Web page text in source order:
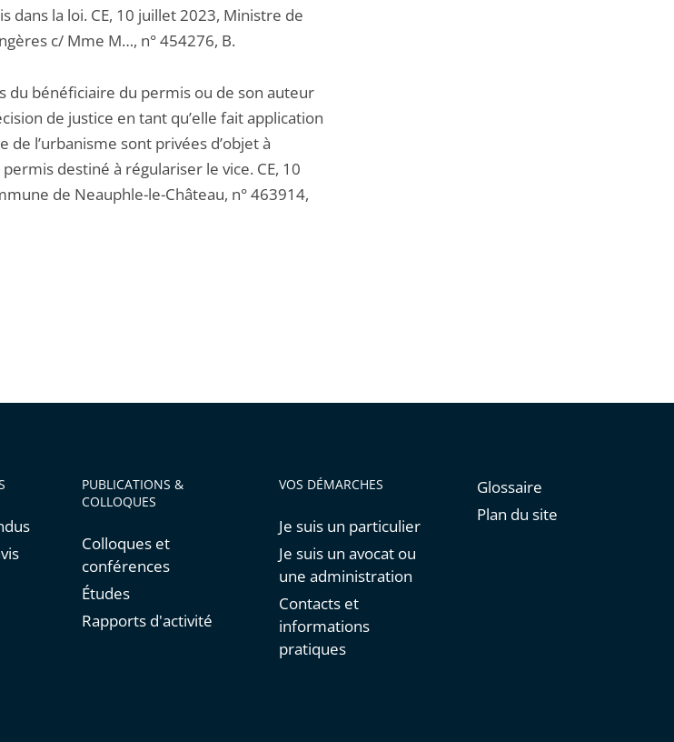
dans la loi. CE, 10 juillet 2023, Ministre de
c/ Mme M…, n° 454276, B.
du bénéficiaire du permis ou de son auteur
de justice en tant qu’elle fait application
de l’urbanisme sont privées d’objet à
destiné à régulariser le vice. CE, 10
de Neauphle-le-Château, n° 463914,
PUBLICATIONS &
COLLOQUES
Colloques et
conférences
Études
Rapports d'activité
VOS DÉMARCHES
Je suis un particulier
Je suis un avocat ou
une administration
Contacts et
informations
pratiques
Glossaire
Plan du site